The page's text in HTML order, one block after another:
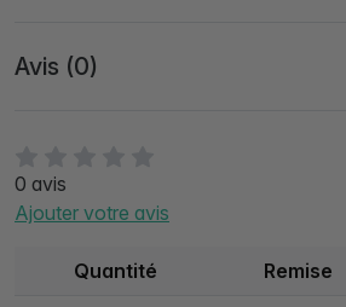
0 avis
Ajouter votre avis
Quantité Remise
Avis (0)